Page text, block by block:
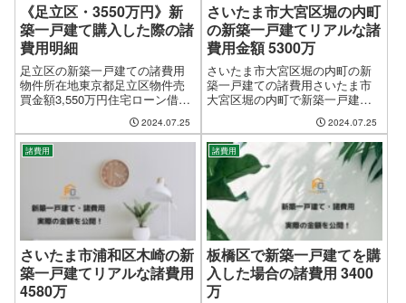
《足立区・3550万円》新
築一戸建て購入した際の諸
費用明細
足立区の新築一戸建ての諸費用
物件所在地東京都足立区物件売
買金額3,550万円住宅ローン借入
平成27年5月諸経費合計金額
523,198円（物件売買金額の
1.47%）諸経費合計金額の内訳
銀行ローン関係の諸経費...
2024.07.25
さいたま市大宮区堀の内町
の新築一戸建てリアルな諸
費用金額 5300万
さいたま市大宮区堀の内町の新
築一戸建ての諸費用さいたま市
大宮区堀の内町で新築一戸建て
費用金額をありのまま公開して
おりますが、諸条件により金額
が前後しますので、あくまでも
目安としてご覧下さい。物件所
在地さいたま市大...
2024.07.25
諸費用
さいたま市浦和区木崎の新
築一戸建てリアルな諸費用
4580万
諸費用
板橋区で新築一戸建てを購
入した場合の諸費用 3400
万